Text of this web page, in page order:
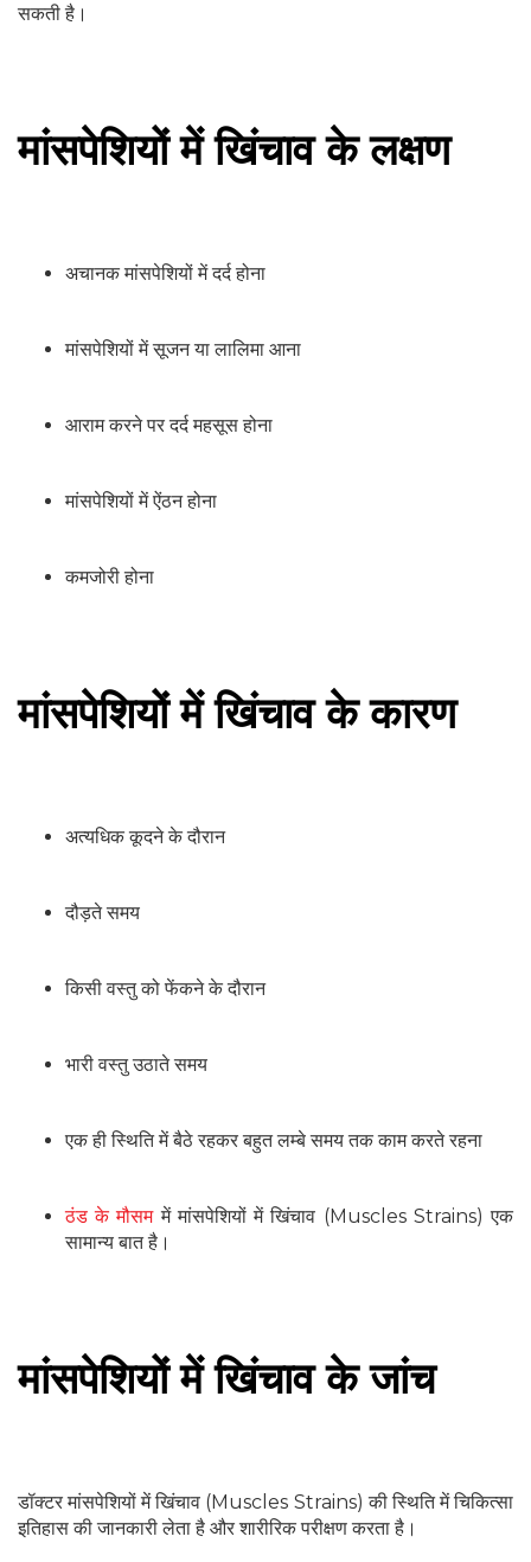
सकती है।
मांसपेशियों में खिंचाव के लक्षण
अचानक मांसपेशियों में दर्द होना
मांसपेशियों में सूजन या लालिमा आना
आराम करने पर दर्द महसूस होना
मांसपेशियों में ऐंठन होना
कमजोरी होना
मांसपेशियों में खिंचाव के कारण
अत्यधिक कूदने के दौरान
दौड़ते समय
किसी वस्तु को फेंकने के दौरान
भारी वस्तु उठाते समय
एक ही स्थिति में बैठे रहकर बहुत लम्बे समय तक काम करते रहना
ठंड के मौसममें मांसपेशियों में खिंचाव (Muscles Strains) एक
सामान्य बात है।
मांसपेशियों में खिंचाव के जांच
डॉक्टर मांसपेशियों में खिंचाव (Muscles Strains) की स्थिति में चिकित्सा
इतिहास की जानकारी लेता है और शारीरिक परीक्षण करता है।